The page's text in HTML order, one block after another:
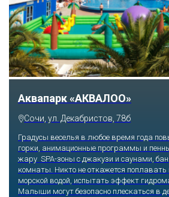
Аквапарк «АКВАЛОО»
Сочи, ул. Декабристов, 78б
Градусы веселья в любое время года
горки, анимационные программы и
жару SPA-зоны с джакузи и саунами,
комнаты. Никто не откажется поплавать
морской водой, испытать эффект
Малыши могут безопасно плескаться в